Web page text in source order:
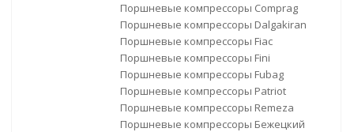
Поршневые компрессоры Comprag
Поршневые компрессоры Dalgakiran
Поршневые компрессоры Fiac
Поршневые компрессоры Fini
Поршневые компрессоры Fubag
Поршневые компрессоры Patriot
Поршневые компрессоры Remeza
Поршневые компрессоры Бежецкий